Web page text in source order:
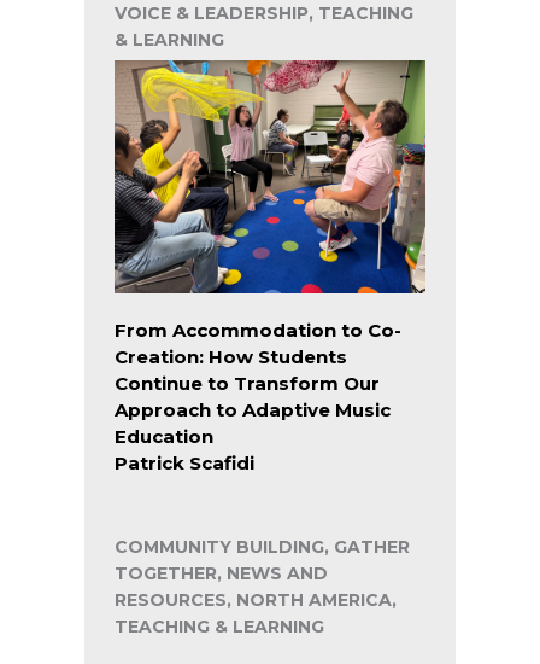
VOICE & LEADERSHIP, TEACHING
& LEARNING
From Accommodation to Co-
Creation: How Students
Continue to Transform Our
Approach to Adaptive Music
Education
Patrick Scafidi
COMMUNITY BUILDING, GATHER
TOGETHER, NEWS AND
RESOURCES, NORTH AMERICA,
TEACHING & LEARNING